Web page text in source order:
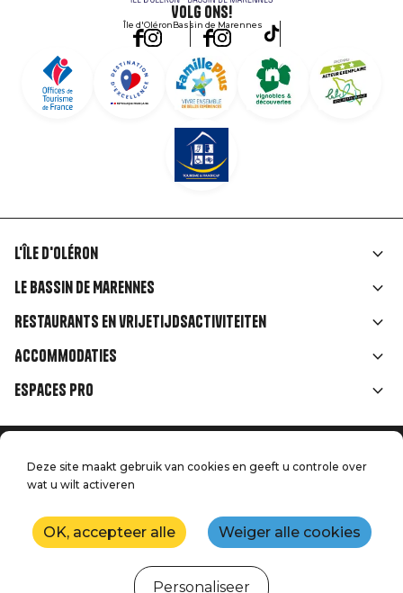
Volg ons!
Île d'OléronBassin de Marennes
Liens
rubriques
L'île d'Oléron
Le Bassin de Marennes
Restaurants en vrijetijdsactiviteiten
Accommodaties
Espaces Pro
Menu
de
Juridische informatie
Druk op
Neem contact met ons op
Kaart
Productie: StudioJuillet
Deze site maakt gebruik van cookies en geeft u controle over
wat u wilt activeren
OK, accepteer alle Weiger alle cookies
Personaliseer